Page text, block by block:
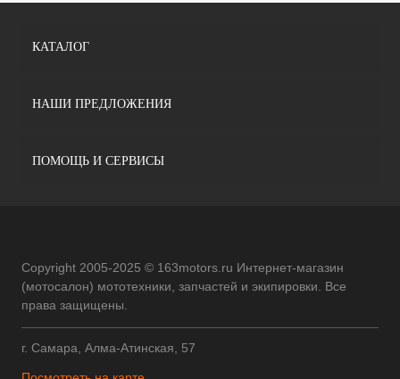
КАТАЛОГ
НАШИ ПРЕДЛОЖЕНИЯ
ПОМОЩЬ И СЕРВИСЫ
Copyright 2005-2025 © 163motors.ru Интернет-магазин
(мотосалон) мототехники, запчастей и экипировки. Все
права защищены.
г. Самара, Алма-Атинская, 57